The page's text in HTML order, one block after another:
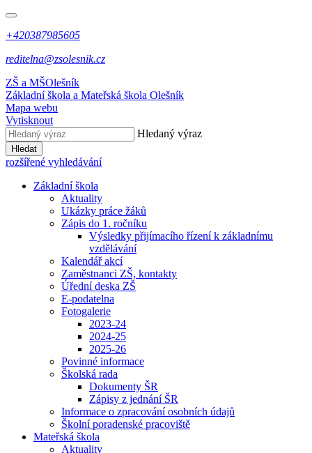
+420387985605
reditelna@zsolesnik.cz
ZŠ a MŠOlešník
Základní škola a Mateřská škola Olešník
Mapa webu
Vytisknout
Hledaný výraz
Hledat
rozšířené vyhledávání
Základní škola
Aktuality
Ukázky práce žáků
Zápis do 1. ročníku
Výsledky přijímacího řízení k základnímu
vzdělávání
Kalendář akcí
Zaměstnanci ZŠ, kontakty
Úřední deska ZŠ
E-podatelna
Fotogalerie
2023-24
2024-25
2025-26
Povinné informace
Školská rada
Dokumenty ŠR
Zápisy z jednání ŠR
Informace o zpracování osobních údajů
Školní poradenské pracoviště
Mateřská škola
Aktuality